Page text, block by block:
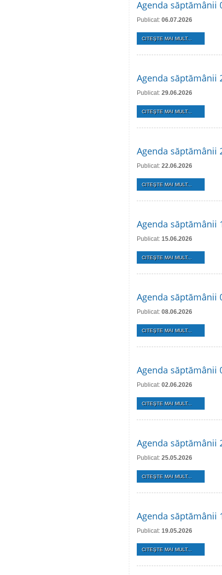
Agenda săptămânii
Publicat: 06.07.2026
CITEŞTE MAI MULT...
Agenda săptămânii
Publicat: 29.06.2026
CITEŞTE MAI MULT...
Agenda săptămânii
Publicat: 22.06.2026
CITEŞTE MAI MULT...
Agenda săptămânii
Publicat: 15.06.2026
CITEŞTE MAI MULT...
Agenda săptămânii
Publicat: 08.06.2026
CITEŞTE MAI MULT...
Agenda săptămânii
Publicat: 02.06.2026
CITEŞTE MAI MULT...
Agenda săptămânii
Publicat: 25.05.2026
CITEŞTE MAI MULT...
Agenda săptămânii
Publicat: 19.05.2026
CITEŞTE MAI MULT...